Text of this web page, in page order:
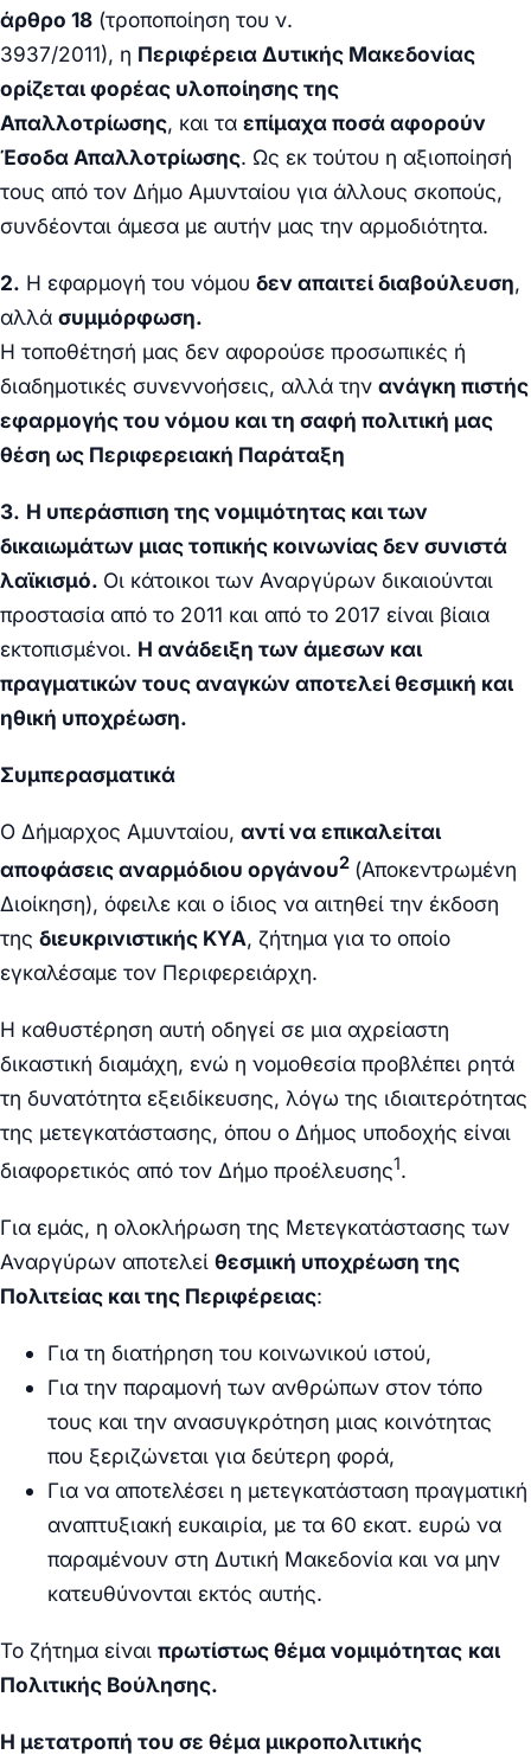
άρθρο 18 (τροποποίηση του ν.
3937/2011), η Περιφέρεια Δυτικής Μακεδονίας
ορίζεται φορέας υλοποίησης της
Απαλλοτρίωσης, και τα επίμαχα ποσά αφορούν
Έσοδα Απαλλοτρίωσης. Ως εκ τούτου η αξιοποίησή
τους από τον Δήμο Αμυνταίου για άλλους σκοπούς,
συνδέονται άμεσα με αυτήν μας την αρμοδιότητα.
2. Η εφαρμογή του νόμου δεν απαιτεί διαβούλευση,
αλλά συμμόρφωση.
Η τοποθέτησή μας δεν αφορούσε προσωπικές ή
διαδημοτικές συνεννοήσεις, αλλά την ανάγκη πιστής
εφαρμογής του νόμου και τη σαφή πολιτική μας
θέση ως Περιφερειακή Παράταξη
3. Η υπεράσπιση της νομιμότητας και των
δικαιωμάτων μιας τοπικής κοινωνίας δεν συνιστά
λαϊκισμό. Οι κάτοικοι των Αναργύρων δικαιούνται
προστασία από το 2011 και από το 2017 είναι βίαια
εκτοπισμένοι. Η ανάδειξη των άμεσων και
πραγματικών τους αναγκών αποτελεί θεσμική και
ηθική υποχρέωση.
Συμπερασματικά
Ο Δήμαρχος Αμυνταίου, αντί να επικαλείται
αποφάσεις αναρμόδιου οργάνου2 (Αποκεντρωμένη
Διοίκηση), όφειλε και ο ίδιος να αιτηθεί την έκδοση
της διευκρινιστικής ΚΥΑ, ζήτημα για το οποίο
εγκαλέσαμε τον Περιφερειάρχη.
Η καθυστέρηση αυτή οδηγεί σε μια αχρείαστη
δικαστική διαμάχη, ενώ η νομοθεσία προβλέπει ρητά
τη δυνατότητα εξειδίκευσης, λόγω της ιδιαιτερότητας
της μετεγκατάστασης, όπου ο Δήμος υποδοχής είναι
διαφορετικός από τον Δήμο προέλευσης1.
Για εμάς, η ολοκλήρωση της Μετεγκατάστασης των
Αναργύρων αποτελεί θεσμική υποχρέωση της
Πολιτείας και της Περιφέρειας:
Για τη διατήρηση του κοινωνικού ιστού,
Για την παραμονή των ανθρώπων στον τόπο
τους και την ανασυγκρότηση μιας κοινότητας
που ξεριζώνεται για δεύτερη φορά,
Για να αποτελέσει η μετεγκατάσταση πραγματική
αναπτυξιακή ευκαιρία, με τα 60 εκατ. ευρώ να
παραμένουν στη Δυτική Μακεδονία και να μην
κατευθύνονται εκτός αυτής.
Το ζήτημα είναι πρωτίστως θέμα νομιμότητας και
Πολιτικής Βούλησης.
Η μετατροπή του σε θέμα μικροπολιτικής